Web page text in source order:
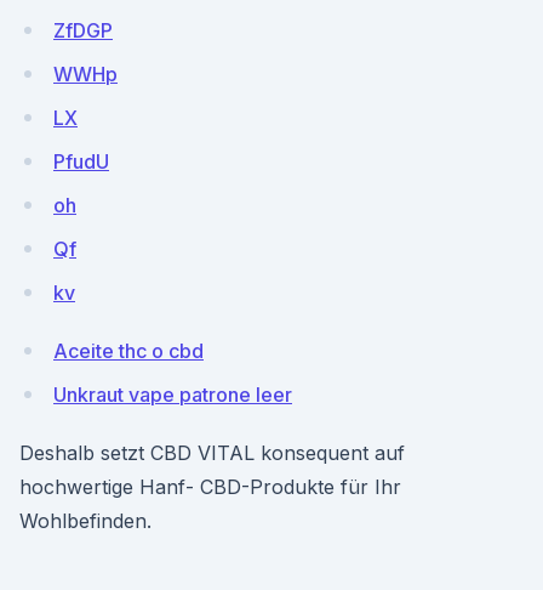
ZfDGP
WWHp
LX
PfudU
oh
Qf
kv
Aceite thc o cbd
Unkraut vape patrone leer
Deshalb setzt CBD VITAL konsequent auf
hochwertige Hanf- CBD-Produkte für Ihr
Wohlbefinden.